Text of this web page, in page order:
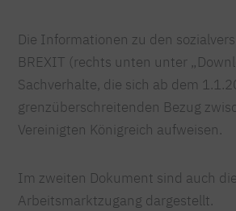
Die Informationen zu den
BREXIT (rechts unten unter
Sachverhalte, die sich ab dem
grenzüberschreitenden Bezug
Vereinigten Königreich aufweisen.
Im zweiten Dokument sind auch
Arbeitsmarktzugang dargestellt.